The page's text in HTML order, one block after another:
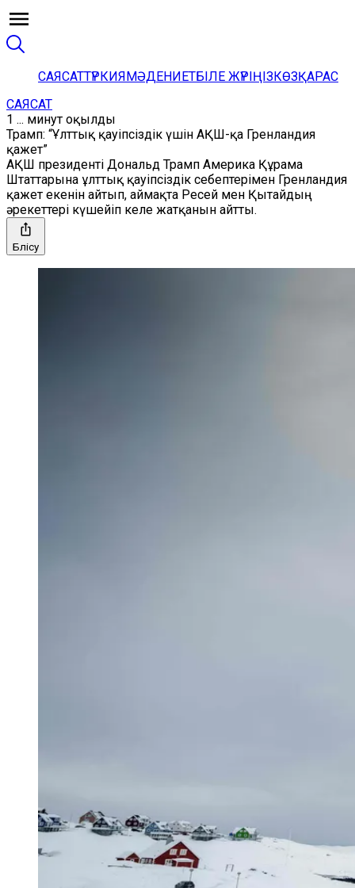
САЯСАТТҮРКИЯМӘДЕНИЕТБІЛЕ ЖҮРІҢІЗКӨЗҚАРАС
САЯСАТ
1 ... минут оқылды
Трамп: “Ұлттық қауіпсіздік үшін АҚШ-қа Гренландия
қажет”
АҚШ президенті Дональд Трамп Америка Құрама
Штаттарына ұлттық қауіпсіздік себептерімен Гренландия
қажет екенін айтып, аймақта Ресей мен Қытайдың
әрекеттері күшейіп келе жатқанын айтты.
Бөлісу